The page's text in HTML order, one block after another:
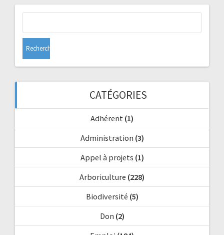
CATÉGORIES
Adhérent (1)
Administration (3)
Appel à projets (1)
Arboriculture (228)
Biodiversité (5)
Don (2)